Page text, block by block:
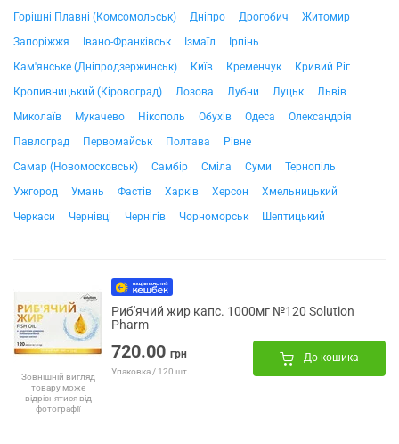
Горішні Плавні (Комсомольськ)
Дніпро Дрогобич
Житомир
Запоріжжя
Івано-Франківськ Ізмаїл
Ірпінь
Кам'янське (Дніпродзержинськ)
Київ Кременчук
Кривий Ріг
Кропивницький (Кіровоград)
Лозова Лубни Луцьк
Львів
Миколаїв
Мукачево Нікополь Обухів Одеса
Олександрія
Павлоград
Первомайськ Полтава
Рівне
Самар (Новомосковськ)
Самбір Сміла Суми
Тернопіль
Ужгород
Умань Фастів Харків Херсон
Хмельницький
Черкаси
Чернівці Чернігів Чорноморськ Шептицький
Зовнішній вигляд
товару може
відрізнятися від
фотографії
Риб'ячий жир капс. 1000мг №120 Solution
Pharm
720.00 грн
Упаковка / 120 шт.
До кошика